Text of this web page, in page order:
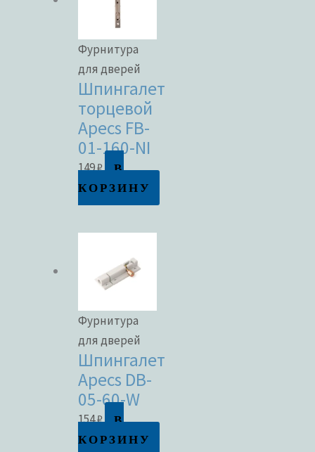
Фурнитура
для дверей
Шпингалет
торцевой
Apecs FB-
01-160-NI
149₽
В
КОРЗИНУ
Фурнитура
для дверей
Шпингалет
Apecs DB-
05-60-W
154₽
В
КОРЗИНУ